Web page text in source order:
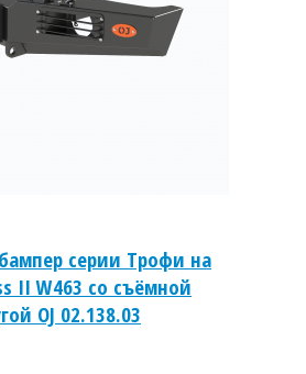
серии Трофи на
II W463 со съёмной
OJ 02.138.03